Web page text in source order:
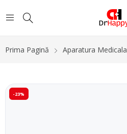
Prima Pagină Aparatura Medicala
-23%